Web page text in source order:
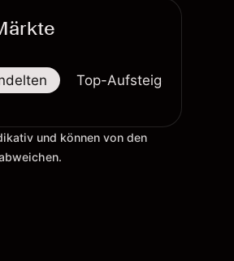
Top-Aufsteiger
und können von den